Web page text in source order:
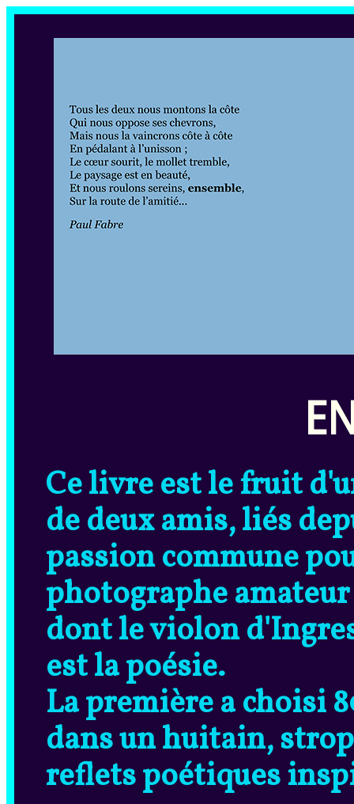
Ce livre est le fruit
de deux amis, liés
passion commune
photographe
dont le violon
est la poésie.
La première a choisi
dans un huitain,
reflets poétiques